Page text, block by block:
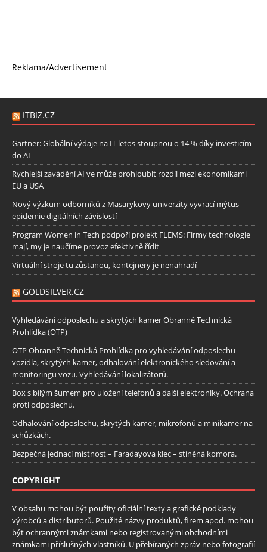
Reklama/Advertisement
ITBIZ.CZ
Gartner: Globální výdaje na IT letos stoupnou o 14 % díky investicím
do AI
Rychlejší zavádění AI ve může prohloubit rozdíl mezi ekonomikami
EU a USA
Nový výzkum odborníků z Masarykovy univerzity vyvrací mýtus
epidemie digitálních závislostí
Program Women in Tech podpoří projekt FLEMS: Firmy technologie
mají, my je naučíme provoz efektivně řídit
Virtuální stroje tu zůstanou, kontejnery je nenahradí
GOLDSILVER.CZ
Vyhledávání odposlechu a skrytých kamer Obranně Technická
Prohlídka (OTP)
OTP Obranně Technická Prohlídka pro vyhledávání odposlechu
vozidla, skrytých kamer, odhalování elektronického sledování a
monitoringu vozu. Vyhledávání lokalizátorů.
Box s bílým šumem pro uložení telefonů a další elektroniky. Ochrana
proti odposlechu.
Odhalování odposlechu, skrytých kamer, mikrofonů a minikamer na
schůzkách.
Bezpečná jednací místnost – Faradayova klec – stíněná komora.
COPYRIGHT
V obsahu mohou být použity oficiální texty a grafické podklady
výrobců a distributorů. Použité názvy produktů, firem apod. mohou
být ochrannými známkami nebo registrovanými obchodními
známkami příslušných vlastníků. U přebíraných zpráv nebo fotografií